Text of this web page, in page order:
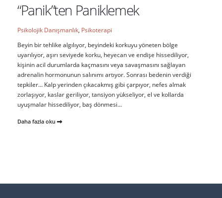
“Panik”ten Paniklemek
Psikolojik Danışmanlık, Psikoterapi
Beyin bir tehlike algılıyor, beyindeki korkuyu yöneten bölge
uyarılıyor, aşırı seviyede korku, heyecan ve endişe hissediliyor,
kişinin acil durumlarda kaçmasını veya savaşmasını sağlayan
adrenalin hormonunun salınımı artıyor. Sonrası bedenin verdiği
tepkiler… Kalp yerinden çıkacakmış gibi çarpıyor, nefes almak
zorlaşıyor, kaslar geriliyor, tansiyon yükseliyor, el ve kollarda
uyuşmalar hissediliyor, baş dönmesi...
Daha fazla oku